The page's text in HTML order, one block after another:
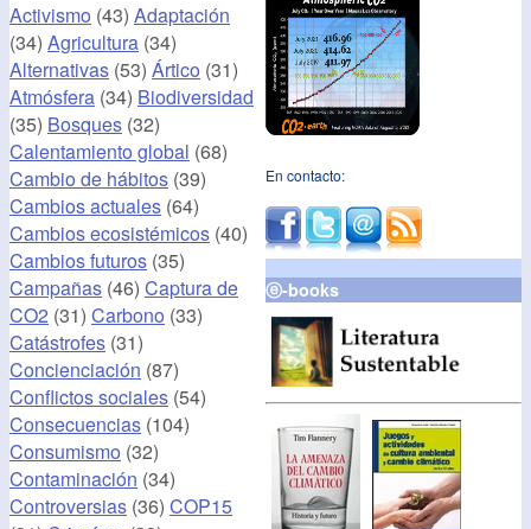
Activismo (43) Adaptación
(34) Agricultura (34)
Alternativas (53) Ártico (31)
Atmósfera (34) Biodiversidad
(35) Bosques (32)
Calentamiento global (68)
Cambio de hábitos (39)
Cambios actuales (64)
Cambios ecosistémicos (40)
Cambios futuros (35)
Campañas (46) Captura de
CO2 (31) Carbono (33)
Catástrofes (31)
Concienciación (87)
Conflictos sociales (54)
Consecuencias (104)
Consumismo (32)
Contaminación (34)
Controversias (36) COP15
En contacto:
ⓔ-books